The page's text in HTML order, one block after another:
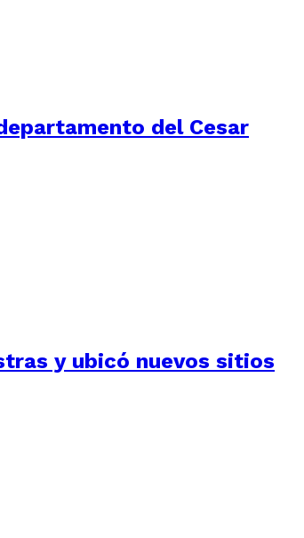
del Cesar
y ubicó nuevos sitios